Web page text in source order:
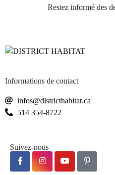
Restez informé des
Informations de contact
infos@districthabitat.ca
514 354-8722
Suivez-nous